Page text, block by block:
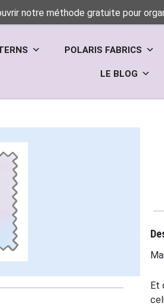
notre méthode gratuite pour
POLARIS FABRICS
LE BLOG
Et